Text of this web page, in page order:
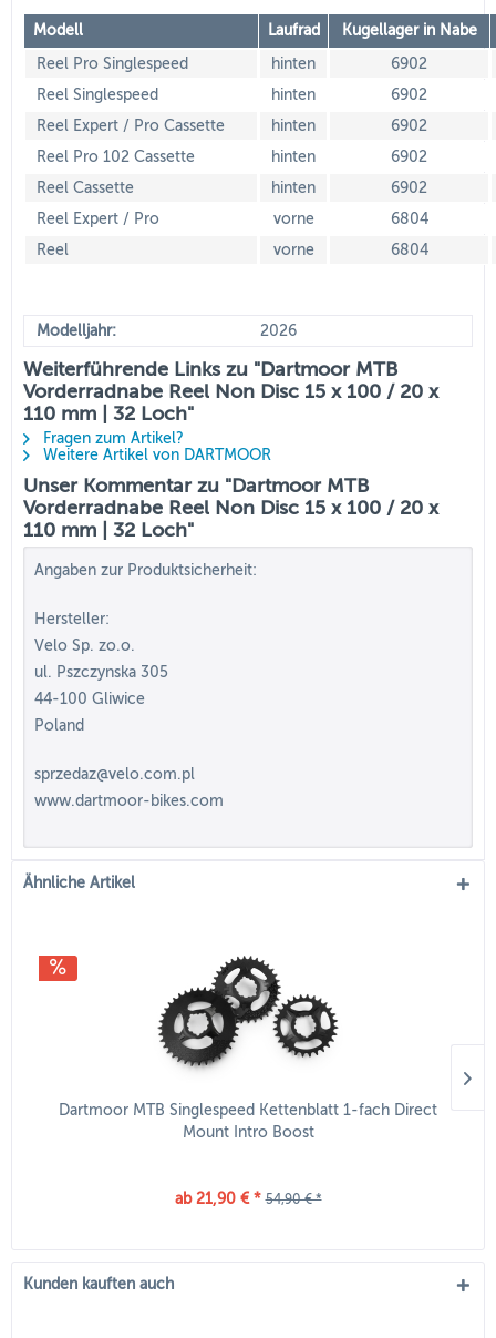
Modell Laufrad
Kugellager in Nabe
Reel Pro Singlespeed
hinten
6902
Reel Singlespeed
hinten
6902
Reel Expert / Pro Cassette
hinten
6902
Reel Pro 102 Cassette
hinten
6902
Reel Cassette
hinten
6902
Reel Expert / Pro
vorne
6804
Reel
vorne 6804
Modelljahr: 2026
Weiterführende Links zu "Dartmoor MTB
Vorderradnabe Reel Non Disc 15 x 100 / 20 x
110 mm | 32 Loch"
Fragen zum Artikel?
Weitere Artikel von DARTMOOR
Unser Kommentar zu "Dartmoor MTB
Vorderradnabe Reel Non Disc 15 x 100 / 20 x
110 mm | 32 Loch"
Angaben zur Produktsicherheit:
Hersteller:
Velo Sp. zo.o.
ul. Pszczynska 305
44-100 Gliwice
Poland
sprzedaz@velo.com.pl
www.dartmoor-bikes.com
Ähnliche Artikel
Dartmoor MTB Singlespeed Kettenblatt 1-fach Direct
Mount Intro Boost
ab 21,90 € * 54,90 € *
Kunden kauften auch